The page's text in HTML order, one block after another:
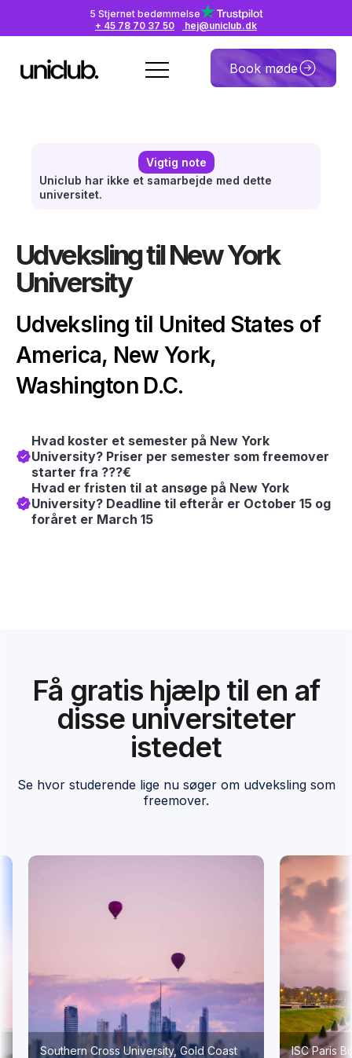
5 Stjernet bedømmelse
+ 45 78 70 37 50
hej@uniclub.dk
Book møde
Vigtig note
Uniclub har ikke et samarbejde med dette
universitet.
Udveksling til New York
University
Udveksling til United States of
America, New York,
Washington D.C.
Hvad koster et semester på New York
University? Priser per semester som freemover
starter fra ???€
Hvad er fristen til at ansøge på New York
University? Deadline til efterår er October 15 og
foråret er March 15
Få gratis hjælp til en af
disse universiteter
istedet
Se hvor studerende lige nu søger om udveksling som
freemover.
Southern Cross University, Gold Coast ISC Paris